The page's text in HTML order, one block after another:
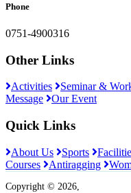
Phone
0751-4900316
Other Links
Activities Seminar &
Message
Our Event
Quick Links
About Us Sports
Courses
Antiragging
Copyright © 2026,